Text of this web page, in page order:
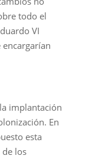
todo el
VI
implantación
En
esta
los